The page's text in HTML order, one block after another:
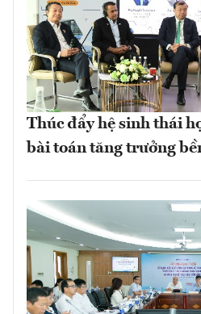
Thúc đẩy hệ sinh thái
bài toán tăng trưởng